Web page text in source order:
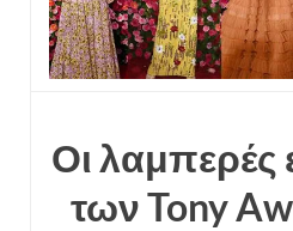
Οι λαμπερές
των Tony